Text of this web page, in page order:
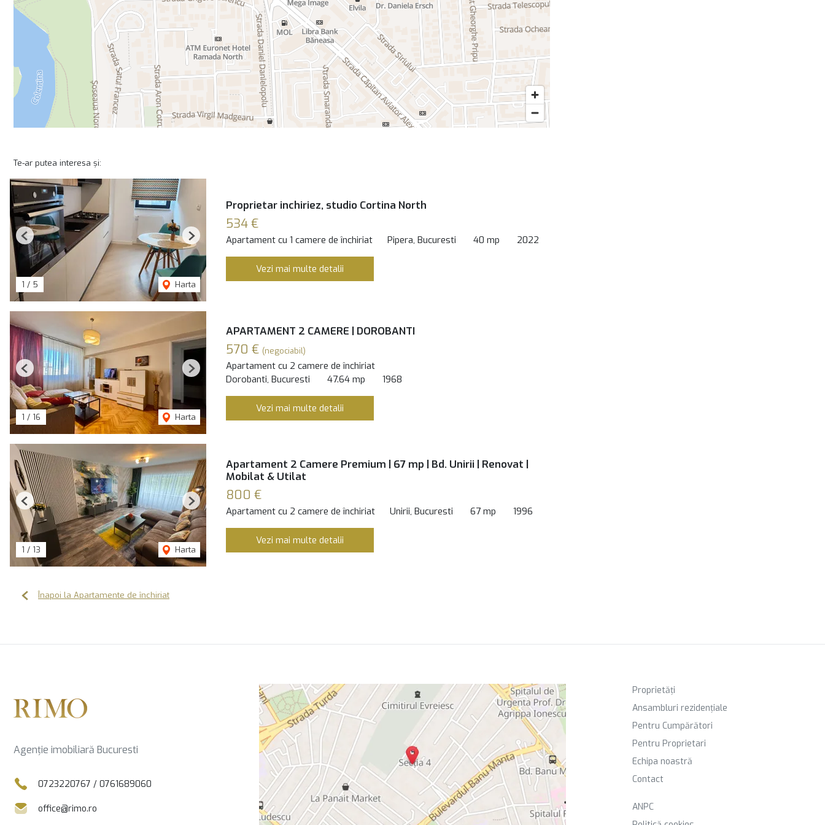
Te-ar putea interesa și:
1 / 5 Harta
Previous Next
Proprietar inchiriez, studio Cortina North
534 €
Apartament cu 1 camere de închiriat Pipera, Bucuresti 40 mp 2022
Vezi mai multe detalii
1 / 16 Harta
Previous Next
APARTAMENT 2 CAMERE | DOROBANTI
570 € (negociabil)
Apartament cu 2 camere de închiriat
Dorobanti, Bucuresti
47.64 mp 1968
Vezi mai multe detalii
1 / 13 Harta
Previous Next
Apartament 2 Camere Premium | 67 mp | Bd. Unirii | Renovat |
Mobilat & Utilat
800 €
Apartament cu 2 camere de închiriat Unirii, Bucuresti 67 mp 1996
Vezi mai multe detalii
Înapoi la Apartamente de închiriat
Agenție imobiliară Bucuresti
0723220767 / 0761689060
office@rimo.ro
Proprietăți
Ansambluri rezidențiale
Pentru Cumpărători
Pentru Proprietari
Echipa noastră
Contact
ANPC